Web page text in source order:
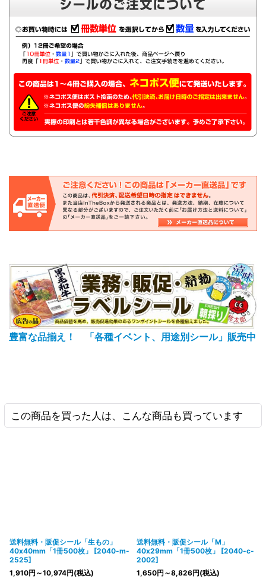
豊富な品揃え！ 「各種イベント、用途別シール」販売中
この商品を買った人は、こんな商品も買っています
送料無料・販促シール「生もの」
40x40mm「1冊500枚」
[2040-m-
2525]
1,910円 ～10,974円(税込)
送料無料・販促シール「M」
40x29mm「1冊500枚」
[2040-c-
2002]
1,650円 ～8,826円(税込)